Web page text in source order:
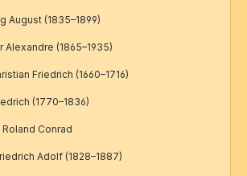
August (1835–1899)
Alexandre (1865–1935)
Friedrich (1660–1716)
(1770–1836)
Conrad
Adolf (1828–1887)